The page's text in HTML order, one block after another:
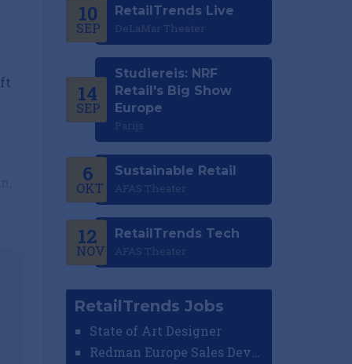
10
SEP
RetailTrends Live
DeLaMar Theater
14
SEP
Studiereis: NRF
Retail's Big Show
Europe
Parijs
6
OKT
Sustainable Retail
AFAS Theater
12
NOV
RetailTrends Tech
AFAS Theater
RetailTrends Jobs
State of Art Designer